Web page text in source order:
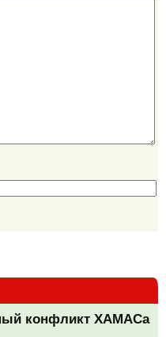
конфликт ХАМАСа